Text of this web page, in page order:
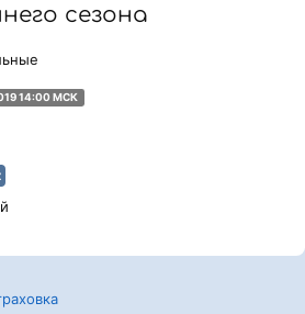
сезона
14:00 МСК